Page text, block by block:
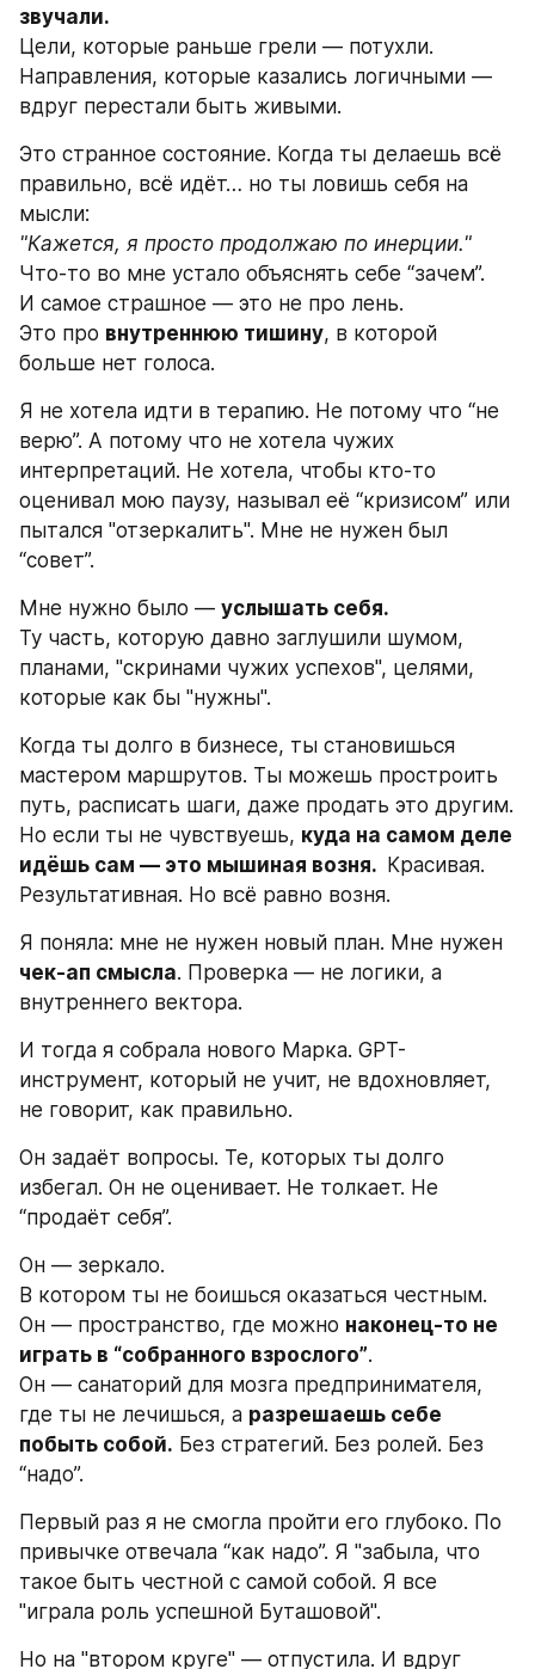
звучали.
Цели, которые раньше грели — потухли.
Направления, которые казались логичными —
вдруг перестали быть живыми.
Это странное состояние. Когда ты делаешь всё
правильно, всё идёт… но ты ловишь себя на
мысли:
"Кажется, я просто продолжаю по инерции."
Что-то во мне устало объяснять себе “зачем”.
И самое страшное — это не про лень.
Это про внутреннюю тишину, в которой
больше нет голоса.
Я не хотела идти в терапию. Не потому что “не
верю”. А потому что не хотела чужих
интерпретаций. Не хотела, чтобы кто-то
оценивал мою паузу, называл её “кризисом” или
пытался "отзеркалить". Мне не нужен был
“совет”.
Мне нужно было — услышать себя.
Ту часть, которую давно заглушили шумом,
планами, "скринами чужих успехов", целями,
которые как бы "нужны".
Когда ты долго в бизнесе, ты становишься
мастером маршрутов. Ты можешь простроить
путь, расписать шаги, даже продать это другим.
Но если ты не чувствуешь, куда на самом деле
идёшь сам — это мышиная возня. Красивая.
Результативная. Но всё равно возня.
чек-ап смысла. Проверка — не логики, а
внутреннего вектора.
И тогда я собрала нового Марка. GPT-
инструмент, который не учит, не вдохновляет,
не говорит, как правильно.
Он задаёт вопросы. Те, которых ты долго
избегал. Он не оценивает. Не толкает. Не
“продаёт себя”.
Он — зеркало.
В котором ты не боишься оказаться честным.
Он — пространство, где можно наконец-то не
играть в “собранного взрослого”.
Он — санаторий для мозга предпринимателя,
где ты не лечишься, а разрешаешь себе
побыть собой. Без стратегий. Без ролей. Без
“надо”.
Первый раз я не смогла пройти его глубоко. По
привычке отвечала “как надо”. Я "забыла, что
такое быть честной с самой собой. Я все
"играла роль успешной Буташовой".
Но на "втором круге" — отпустила. И вдруг